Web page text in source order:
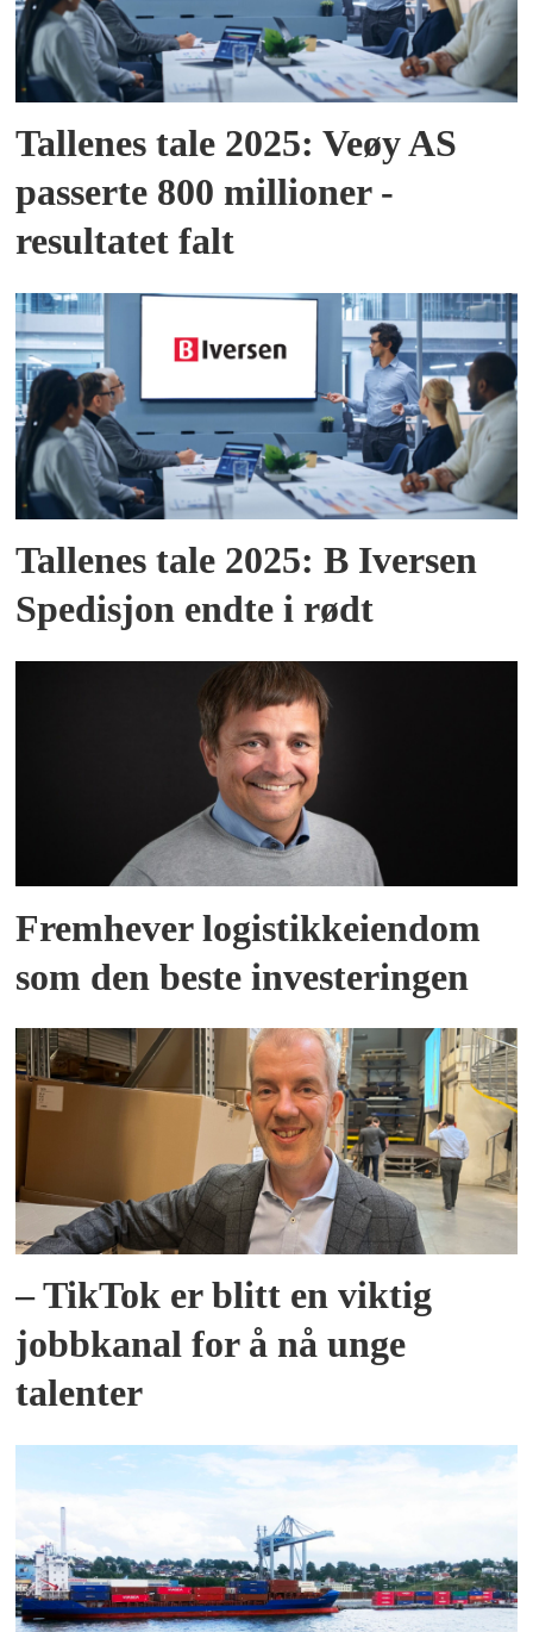
Tallenes tale 2025: Veøy AS
passerte 800 millioner -
resultatet falt
Tallenes tale 2025: B Iversen
Spedisjon endte i rødt
Fremhever logistikkeiendom
som den beste investeringen
– TikTok er blitt en viktig
jobbkanal for å nå unge
talenter